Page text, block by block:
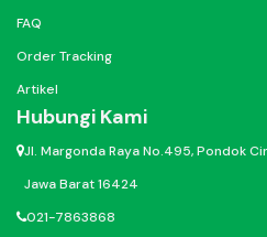
FAQ
Order Tracking
Artikel
Hubungi Kami
Jl. Margonda Raya No.495, Pondok
Jawa Barat 16424
021-7863868